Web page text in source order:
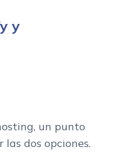
y
un punto
dos opciones.